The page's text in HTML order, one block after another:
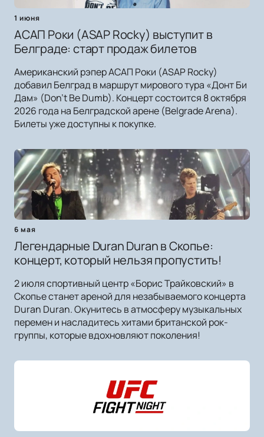
1 июня
АСАП Роки (ASAP Rocky) выступит в
Белграде: старт продаж билетов
Американский рэпер АСАП Роки (ASAP Rocky)
добавил Белград в маршрут мирового тура «Донт Би
Дам» (Don't Be Dumb). Концерт состоится 8 октября
2026 года на Белградской арене (Belgrade Arena).
Билеты уже доступны к покупке.
6 мая
Легендарные Duran Duran в Скопье:
концерт, который нельзя пропустить!
2 июля спортивный центр «Борис Трайковский» в
Скопье станет ареной для незабываемого концерта
Duran Duran. Окунитесь в атмосферу музыкальных
перемен и насладитесь хитами британской рок-
группы, которые вдохновляют поколения!